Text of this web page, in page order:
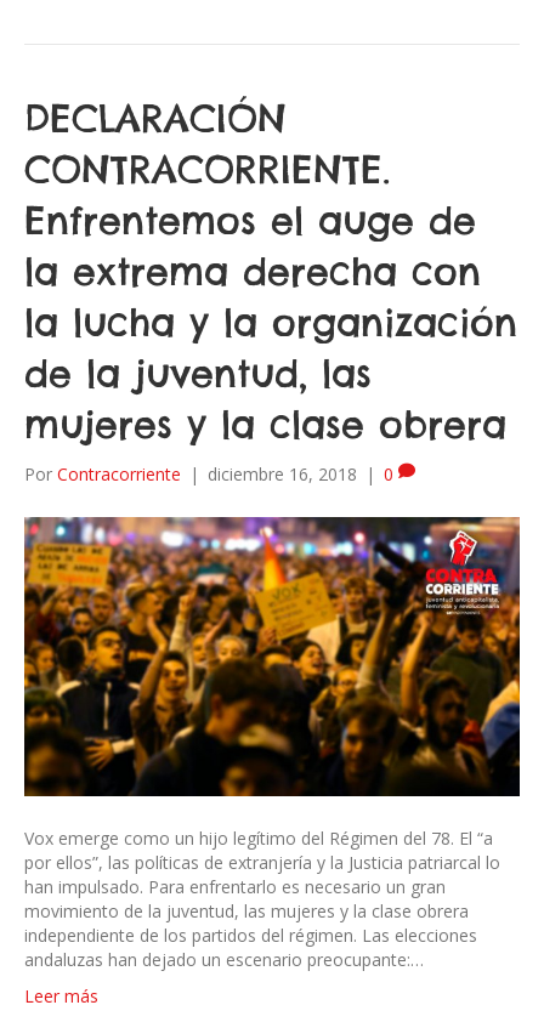
DECLARACIÓN
CONTRACORRIENTE.
Enfrentemos el auge de
la extrema derecha con
la lucha y la organización
de la juventud, las
mujeres y la clase obrera
Por Contracorriente | diciembre 16, 2018 | 0
Vox emerge como un hijo legítimo del Régimen del 78. El “a
por ellos”, las políticas de extranjería y la Justicia patriarcal lo
han impulsado. Para enfrentarlo es necesario un gran
movimiento de la juventud, las mujeres y la clase obrera
independiente de los partidos del régimen. Las elecciones
andaluzas han dejado un escenario preocupante:…
Leer más